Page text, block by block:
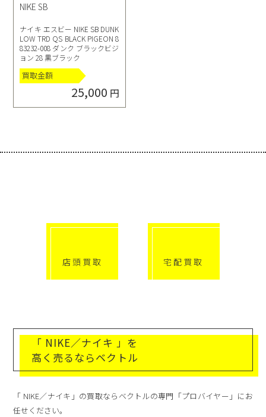
NIKE SB
ナイキ エスビー NIKE SB DUNK
LOW TRD QS BLACK PIGEON 8
83232-008 ダンク ブラックビジ
ョン 28 黒ブラック
買取金額
25,000 円
店頭買取 宅配買取
「 NIKE／ナイキ 」を
高く売るならベクトル
「 NIKE／ナイキ」の買取ならベクトルの専門「プロバイヤー」にお
任せください。